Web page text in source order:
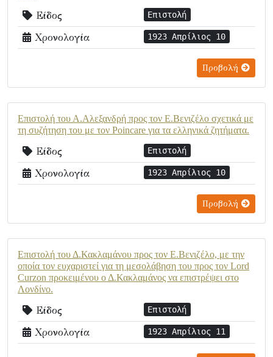
Είδος Επιστολή
Χρονολογία 1923 Απρίλιος 10
Προβολή
Επιστολή του Α.Αλεξανδρή προς τον Ε.Βενιζέλο σχετικά με
τη συζήτηση του με τον Poincare για τα ελληνικά ζητήματα.
Είδος Επιστολή
Χρονολογία 1923 Απρίλιος 10
Προβολή
Επιστολή του Δ.Κακλαμάνου προς τον Ε.Βενιζέλο, με την
οποία τον ευχαριστεί για τη μεσολάβηση του προς τον Lord
Curzon προκειμένου ο Δ.Κακλαμάνος να επιστρέψει στο
Λονδίνο.
Είδος Επιστολή
Χρονολογία 1923 Απρίλιος 11